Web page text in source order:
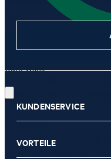
Aktionen, Produkt-
* Pflichtfeld
** Der Gutschein ist gültig
Gute Wahl!
KUNDENSERVICE
VORTEILE